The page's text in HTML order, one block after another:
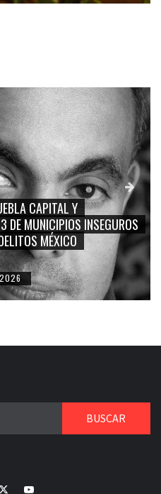
SERGIO MAYER,
CUAUHTÉMOC
Y
CIUDADANA
TwitterYoutube